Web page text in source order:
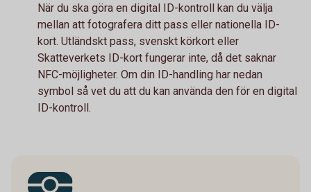
När du ska göra en digital ID-kontroll kan du välja
mellan att fotografera ditt pass eller nationella ID-
kort. Utländskt pass, svenskt körkort eller
Skatteverkets ID-kort fungerar inte, då det saknar
NFC-möjligheter. Om din ID-handling har nedan
symbol så vet du att du kan använda den för en digital
ID-kontroll.